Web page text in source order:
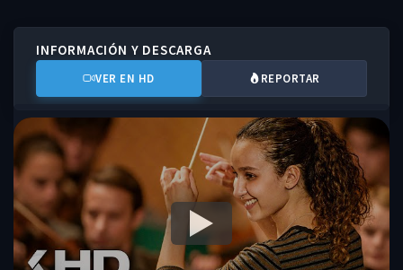
INFORMACIÓN Y DESCARGA
VER EN HD REPORTAR